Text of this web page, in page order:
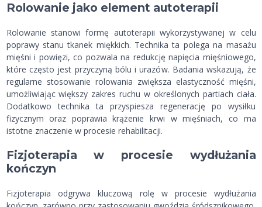
Rolowanie jako element autoterapii
Rolowanie stanowi formę autoterapii wykorzystywanej w celu
poprawy stanu tkanek miękkich. Technika ta polega na masażu
mięśni i powięzi, co pozwala na redukcję napięcia mięśniowego,
które często jest przyczyną bólu i urazów. Badania wskazują, że
regularne stosowanie rolowania zwiększa elastyczność mięśni,
umożliwiając większy zakres ruchu w określonych partiach ciała.
Dodatkowo technika ta przyspiesza regenerację po wysiłku
fizycznym oraz poprawia krążenie krwi w mięśniach, co ma
istotne znaczenie w procesie rehabilitacji.
Fizjoterapia w procesie wydłużania
kończyn
Fizjoterapia odgrywa kluczową rolę w procesie wydłużania